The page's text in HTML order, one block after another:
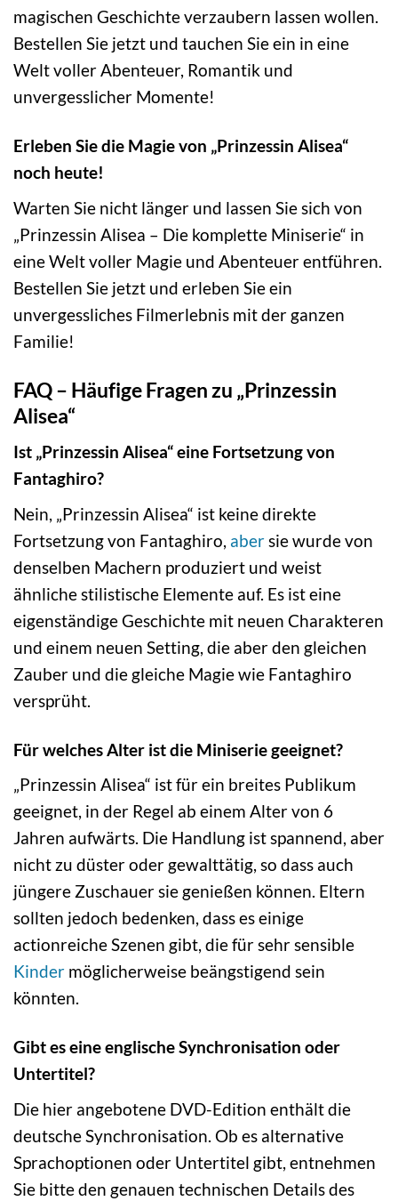
magischen Geschichte verzaubern lassen wollen.
Bestellen Sie jetzt und tauchen Sie ein in eine
Welt voller Abenteuer, Romantik und
unvergesslicher Momente!
Erleben Sie die Magie von „Prinzessin Alisea“
noch heute!
Warten Sie nicht länger und lassen Sie sich von
„Prinzessin Alisea – Die komplette Miniserie“ in
eine Welt voller Magie und Abenteuer entführen.
Bestellen Sie jetzt und erleben Sie ein
unvergessliches Filmerlebnis mit der ganzen
Familie!
FAQ – Häufige Fragen zu „Prinzessin
Alisea“
Ist „Prinzessin Alisea“ eine Fortsetzung von
Fantaghiro?
Nein, „Prinzessin Alisea“ ist keine direkte
Fortsetzung von Fantaghiro, abersie wurde von
denselben Machern produziert und weist
ähnliche stilistische Elemente auf. Es ist eine
eigenständige Geschichte mit neuen Charakteren
und einem neuen Setting, die aber den gleichen
Zauber und die gleiche Magie wie Fantaghiro
versprüht.
Für welches Alter ist die Miniserie geeignet?
„Prinzessin Alisea“ ist für ein breites Publikum
geeignet, in der Regel ab einem Alter von 6
Jahren aufwärts. Die Handlung ist spannend, aber
nicht zu düster oder gewalttätig, so dass auch
jüngere Zuschauer sie genießen können. Eltern
sollten jedoch bedenken, dass es einige
actionreiche Szenen gibt, die für sehr sensible
Kinder möglicherweise beängstigend sein
könnten.
Gibt es eine englische Synchronisation oder
Untertitel?
Die hier angebotene DVD-Edition enthält die
deutsche Synchronisation. Ob es alternative
Sprachoptionen oder Untertitel gibt, entnehmen
Sie bitte den genauen technischen Details des